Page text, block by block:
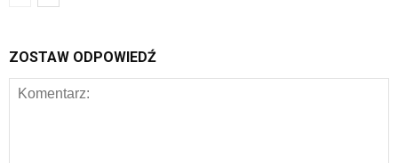
ZOSTAW ODPOWIEDŹ